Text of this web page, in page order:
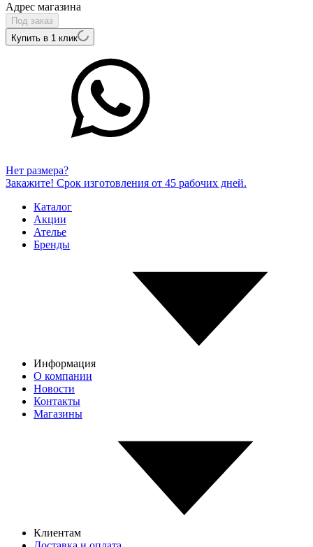
Адрес магазина
Под заказ
Купить в 1 клик
Нет размера?
Закажите! Срок изготовления от 45 рабочих дней.
Каталог
Акции
Ателье
Бренды
Информация
О компании
Новости
Контакты
Магазины
Клиентам